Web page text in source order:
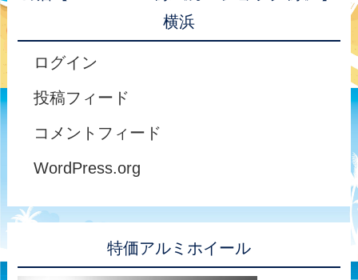
横浜
ログイン
投稿フィード
コメントフィード
WordPress.org
特価アルミホイール